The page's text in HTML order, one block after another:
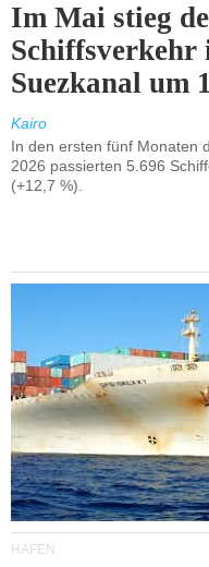
Im Mai stieg
Schiffsverkehr
Suezkanal um
Kairo
In den ersten fünf Monaten
2026 passierten 5.696
(+12,7 %).
HÄFEN